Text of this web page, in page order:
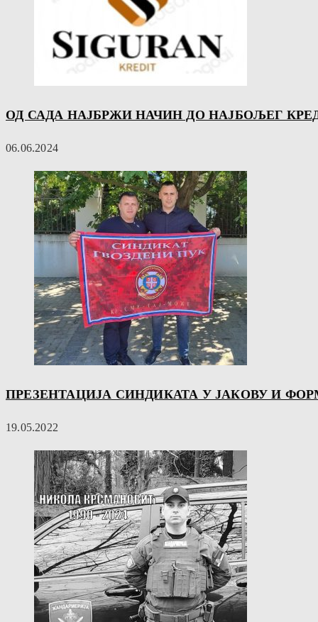
ОД САДА НАЈБРЖИ НАЧИН ДО НАЈБОЉЕГ
06.06.2024
ПРЕЗЕНТАЦИЈА СИНДИКАТА У ЈАКОВУ И
19.05.2022